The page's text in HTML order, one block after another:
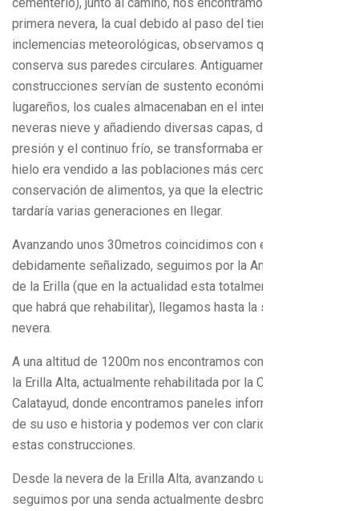
primera nevera, la cual debido al paso del tiempo y las
inclemencias meteorológicas, observamos que solamente
conserva sus paredes circulares. Antiguamente estas
construcciones servían de sustento económico a los
lugareños, los cuales almacenaban en el interior de las
neveras nieve y añadiendo diversas capas, debido a la
presión y el continuo frío, se transformaba en hielo. Este
hielo era vendido a las poblaciones más cercanas para la
conservación de alimentos, ya que la electricidad, aún
tardaría varias generaciones en llegar.
Avanzando unos 30metros coincidimos con el G.R 90,
debidamente señalizado, seguimos por la Antigua Senda
de la Erilla (que en la actualidad esta totalmente inservible y
que habrá que rehabilitar), llegamos hasta la segunda
nevera.
A una altitud de 1200m nos encontramos con La Nevera de
la Erilla Alta, actualmente rehabilitada por la Comunidad de
Calatayud, donde encontramos paneles informativos acerca
de su uso e historia y podemos ver con claridad como eran
estas construcciones.
Desde la nevera de la Erilla Alta, avanzando unos 50metros,
seguimos por una senda actualmente desbrozada y